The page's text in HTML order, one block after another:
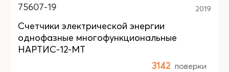
75607-19 2019
Счетчики электрической энергии
однофазные многофункциональные
НАРТИС-12-МТ
3142 поверки